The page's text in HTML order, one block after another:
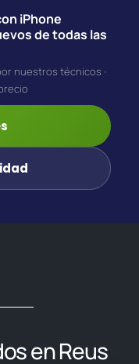
iPhone
de todas las
nuestros técnicos ·
en Reus